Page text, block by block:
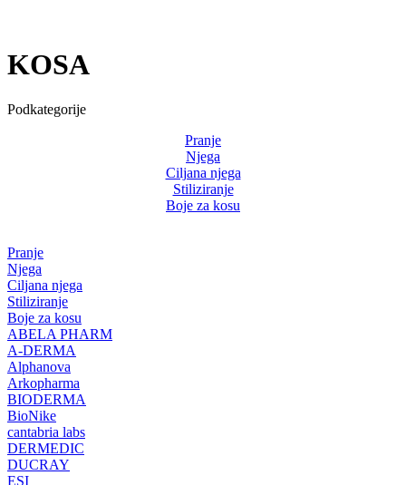
KOSA
Podkategorije
Pranje
Njega
Ciljana njega
Stiliziranje
Boje za kosu
Pranje
Njega
Ciljana njega
Stiliziranje
Boje za kosu
ABELA PHARM
A-DERMA
Alphanova
Arkopharma
BIODERMA
BioNike
cantabria labs
DERMEDIC
DUCRAY
ESI